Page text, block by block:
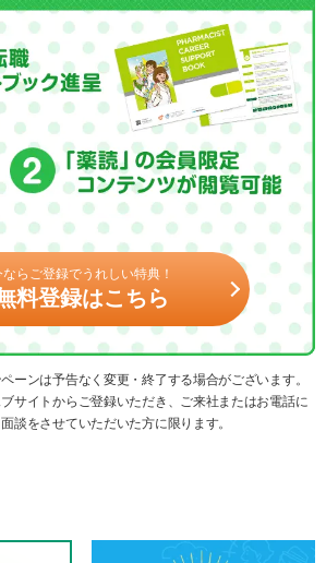
ならご登録でうれしい特典！
料登録はこちら
ーンは予告なく変更・終了する場合がございます。
サイトからご登録いただき、ご来社またはお電話に
談をさせていただいた方に限ります。